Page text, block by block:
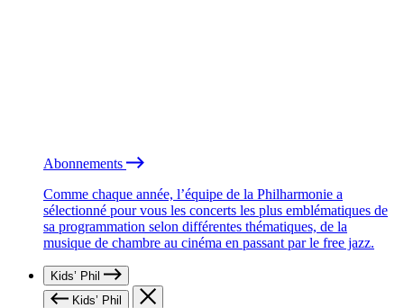
Abonnements
Comme chaque année, l’équipe de la Philharmonie a
sélectionné pour vous les concerts les plus emblématiques de
sa programmation selon différentes thématiques, de la
musique de chambre au cinéma en passant par le free jazz.
Kids’ Phil
Kids’ Phil